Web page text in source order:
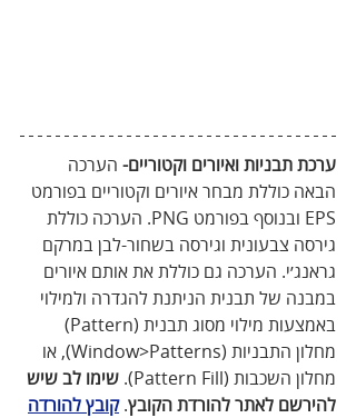
ערכת תבניות ואיורים וקטוריים- הערכה
הבאה כוללת מבחר איורים וקטוריים בפורמט
EPS ובנוסף בפורמט PNG. הערכה כוללת
גירסה צבעונית וגירסה בשחור-לבן במרקם
גראנג׳י. הערכה גם כוללת את אותם איורים
במבנה של תבנית הניתנת להגדרה ולמילוי
באמצעות מילוי מסוג תבנית (Pattern)
מחלון התבניות (Window>Patterns), או
מחלון השכבות (Pattern Fill).
שימו לב שיש
להירשם לאתר להורדת הקובץ. קובץ להורדה